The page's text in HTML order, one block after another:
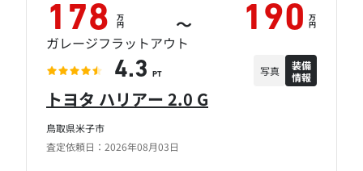
鳥取県米子市
査定依頼日：2026年08月03日
トヨタ ハリアー 2.0 G
178 万
円 ～ 190 万
円
ガレージフラットアウト
4.3 PT 写真
装備
情報